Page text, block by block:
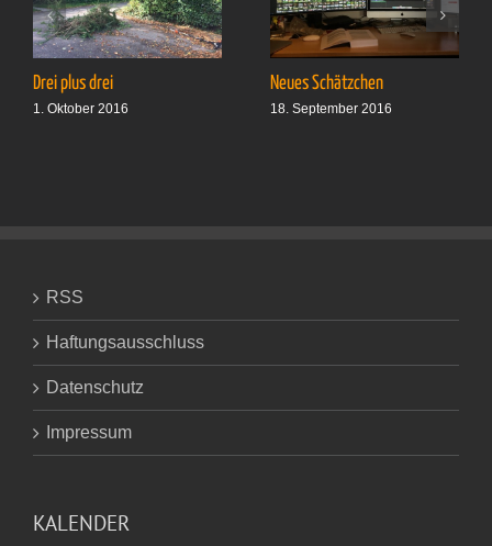
Drei plus drei
1. Oktober 2016
Neues Schätzchen
18. September 2016
RSS
Haftungsausschluss
Datenschutz
Impressum
KALENDER